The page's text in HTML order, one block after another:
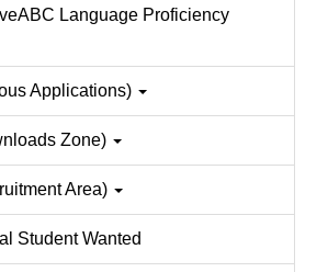
Language Proficiency
Applications)
Zone)
Area)
Student Wanted